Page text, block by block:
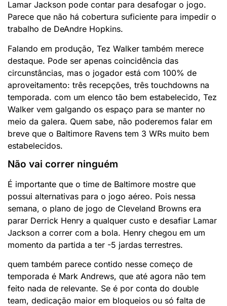
Lamar Jackson pode contar para desafogar o jogo.
Parece que não há cobertura suficiente para impedir o
trabalho de DeAndre Hopkins.
Falando em produção, Tez Walker também merece
destaque. Pode ser apenas coincidência das
circunstâncias, mas o jogador está com 100% de
aproveitamento: três recepções, três touchdowns na
temporada. com um elenco tão bem estabelecido, Tez
Walker vem galgando os espaço para se manter no
meio da galera. Quem sabe, não poderemos falar em
breve que o Baltimore Ravens tem 3 WRs muito bem
estabelecidos.
Não vai correr ninguém
É importante que o time de Baltimore mostre que
possui alternativas para o jogo aéreo. Pois nessa
semana, o plano de jogo de Cleveland Browns era
parar Derrick Henry a qualquer custo e desafiar Lamar
Jackson a correr com a bola. Henry chegou em um
momento da partida a ter -5 jardas terrestres.
quem também parece contido nesse começo de
temporada é Mark Andrews, que até agora não tem
feito nada de relevante. Se é por conta do double
team, dedicação maior em bloqueios ou só falta de